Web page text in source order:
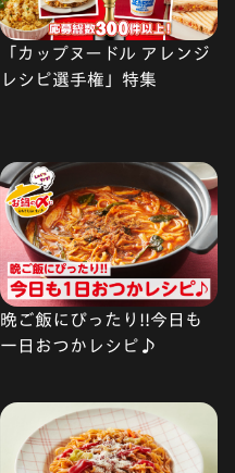
「カップヌードル アレンジ
レシピ選手権」特集
晩ご飯にぴったり!!今日も
一日おつかレシピ♪